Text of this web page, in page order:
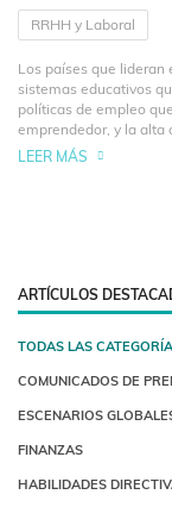
RRHH y Laboral
Los países que lideran
sistemas educativos
políticas de empleo
emprendedor, y la alta
LEER MÁS
ARTÍCULOS
TODAS LAS
COMUNICADOS DE
ESCENARIOS
FINANZAS
HABILIDADES